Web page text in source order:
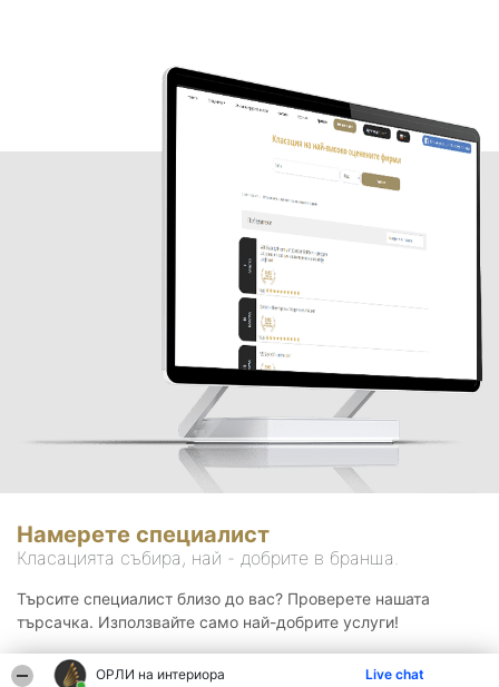
ОРЛИ на интериора Live chat
Намерете специалист
Класацията събира, най - добрите в бранша.
Търсите специалист близо до вас? Проверете нашата
търсачка. Използвайте само най-добрите услуги!